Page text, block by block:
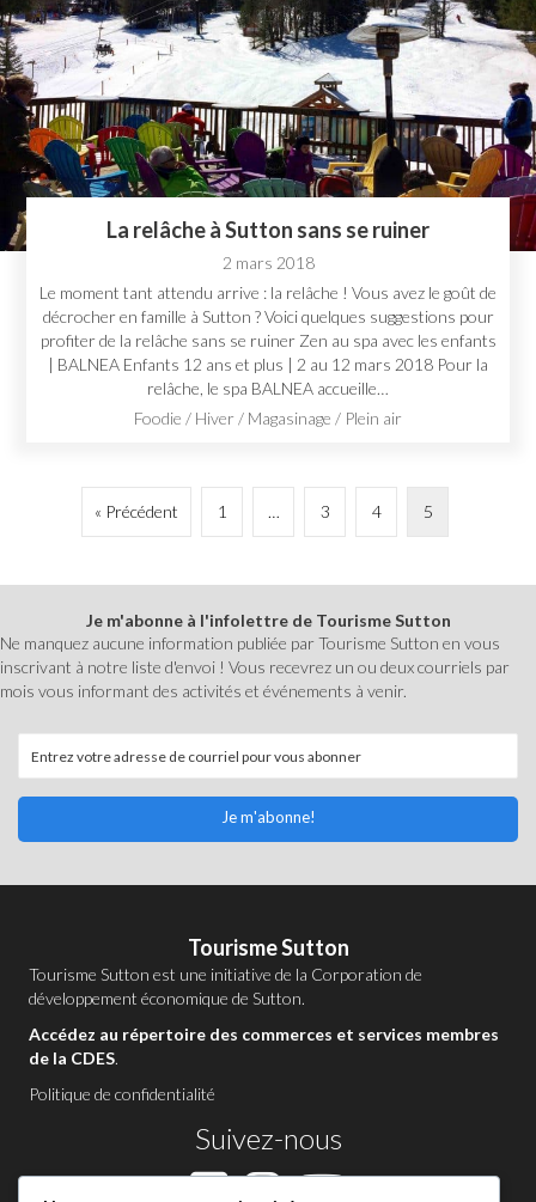
La relâche à Sutton sans se ruiner
2 mars 2018
Le moment tant attendu arrive : la relâche ! Vous avez le goût de
décrocher en famille à Sutton ? Voici quelques suggestions pour
profiter de la relâche sans se ruiner Zen au spa avec les enfants
| BALNEA Enfants 12 ans et plus | 2 au 12 mars 2018 Pour la
relâche, le spa BALNEA accueille…
Foodie / Hiver / Magasinage / Plein air
« Précédent 1 … 3 4 5
Je m'abonne à l'infolettre de Tourisme Sutton
Ne manquez aucune information publiée par Tourisme Sutton en vous
inscrivant à notre liste d'envoi ! Vous recevrez un ou deux courriels par
mois vous informant des activités et événements à venir.
Je m'abonne!
Tourisme Sutton
Tourisme Sutton est une initiative de la Corporation de
développement économique de Sutton.
Accédez au répertoire des commerces et services membres
de la CDES.
Politique de confidentialité
Suivez-nous